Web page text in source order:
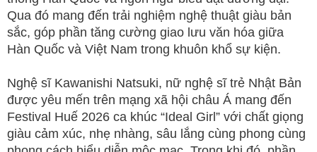
Qua đó mang đến trải nghiệm nghệ thuật giàu bản
sắc, góp phần tăng cường giao lưu văn hóa giữa
Hàn Quốc và Việt Nam trong khuôn khổ sự kiện.
Nghệ sĩ Kawanishi Natsuki, nữ nghệ sĩ trẻ Nhật Bản
được yêu mến trên mạng xã hội châu Á mang đến
Festival Huế 2026 ca khúc “Ideal Girl” với chất giọng
giàu cảm xúc, nhẹ nhàng, sâu lắng cùng phong cùng